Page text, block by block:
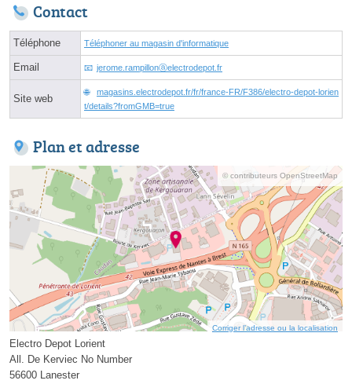
Contact
Téléphone Téléphoner au magasin d'informatique
Email jerome.rampillonⓐelectrodepot.fr
Site web
magasins.electrodepot.fr/fr/france-FR/F386/electro-depot-lorien
t/details?fromGMB=true
Plan et adresse
© contributeurs OpenStreetMap
Corriger l’adresse ou la localisation
Electro Depot Lorient
All. De Kerviec No Number
56600 Lanester